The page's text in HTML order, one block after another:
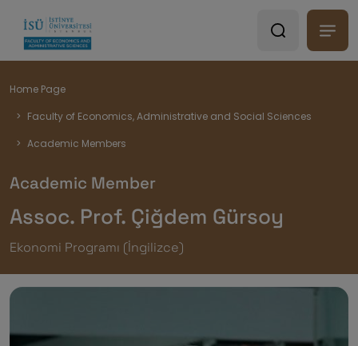
Breadcrumb
Home Page
Faculty of Economics, Administrative and Social Sciences
Academic Members
Academic Member
Assoc. Prof. Çiğdem Gürsoy
Ekonomi Programı (İngilizce)